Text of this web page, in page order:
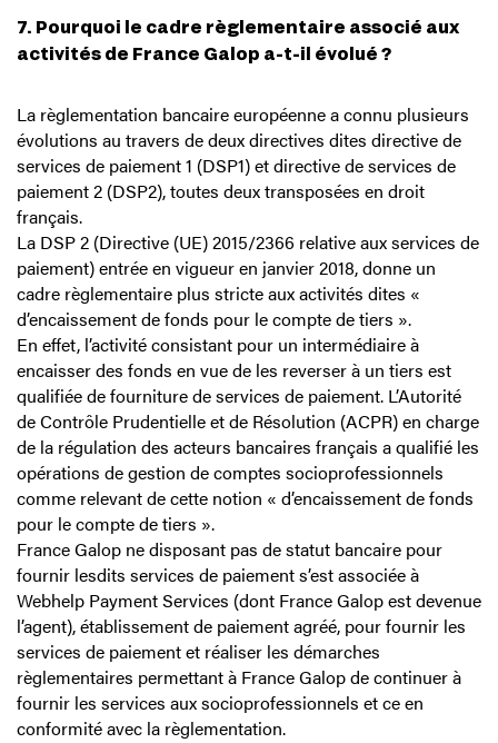
7. Pourquoi le cadre règlementaire associé aux
activités de France Galop a-t-il évolué ?
La règlementation bancaire européenne a connu plusieurs
évolutions au travers de deux directives dites directive de
services de paiement 1 (DSP1) et directive de services de
paiement 2 (DSP2), toutes deux transposées en droit
français.
La DSP 2 (Directive (UE) 2015/2366 relative aux services de
paiement) entrée en vigueur en janvier 2018, donne un
cadre règlementaire plus stricte aux activités dites «
d’encaissement de fonds pour le compte de tiers ».
En effet, l’activité consistant pour un intermédiaire à
encaisser des fonds en vue de les reverser à un tiers est
qualifiée de fourniture de services de paiement. L’Autorité
de Contrôle Prudentielle et de Résolution (ACPR) en charge
de la régulation des acteurs bancaires français a qualifié les
opérations de gestion de comptes socioprofessionnels
comme relevant de cette notion « d’encaissement de fonds
pour le compte de tiers ».
France Galop ne disposant pas de statut bancaire pour
fournir lesdits services de paiement s’est associée à
Webhelp Payment Services (dont France Galop est devenue
l’agent), établissement de paiement agréé, pour fournir les
services de paiement et réaliser les démarches
règlementaires permettant à France Galop de continuer à
fournir les services aux socioprofessionnels et ce en
conformité avec la règlementation.